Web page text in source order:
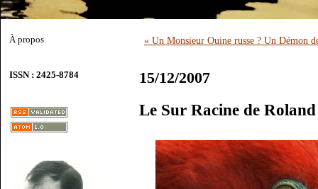
À propos
ISSN : 2425-8784
« Un Monsieur Ouine russe ? Un Démon
15/12/2007
Le Sur Racine de